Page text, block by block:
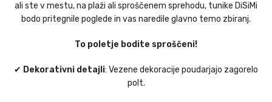
ali ste v mestu, na plaži ali sproščenem sprehodu, tunike DiSiMi
bodo pritegnile poglede in vas naredile glavno temo zbiranj.
To poletje bodite sproščeni!
✔ Dekorativni detajli: Vezene dekoracije poudarjajo zagorelo
polt.